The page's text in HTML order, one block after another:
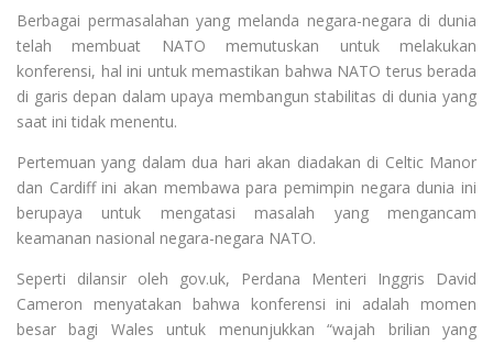
Berbagai permasalahan yang melanda negara-negara di dunia
telah membuat NATO memutuskan untuk melakukan
konferensi, hal ini untuk memastikan bahwa NATO terus berada
di garis depan dalam upaya membangun stabilitas di dunia yang
saat ini tidak menentu.
Pertemuan yang dalam dua hari akan diadakan di Celtic Manor
dan Cardiff ini akan membawa para pemimpin negara dunia ini
berupaya untuk mengatasi masalah yang mengancam
keamanan nasional negara-negara NATO.
Seperti dilansir oleh gov.uk, Perdana Menteri Inggris David
Cameron menyatakan bahwa konferensi ini adalah momen
besar bagi Wales untuk menunjukkan “wajah brilian yang